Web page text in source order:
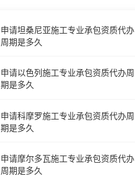
申请坦桑尼亚施工专业承包资质代办
周期是多久
申请以色列施工专业承包资质代办周
期是多久
申请科摩罗施工专业承包资质代办周
期是多久
申请摩尔多瓦施工专业承包资质代办
周期是多久